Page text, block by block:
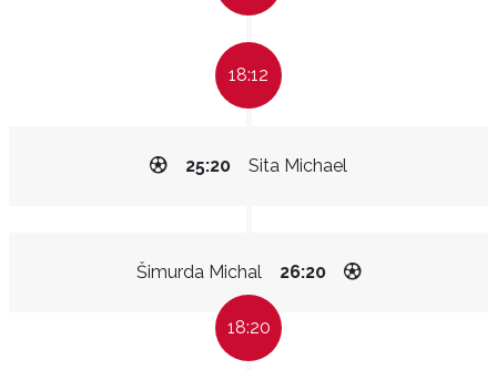
18:12
Sita Michael
25:20
Šimurda Michal 26:20
18:20